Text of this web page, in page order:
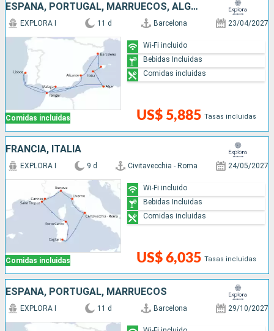
ESPAÑA, PORTUGAL, MARRUECOS, ALGERIA
Comidas incluidas
EXPLORA I 11 d Barcelona 23/04/2027
US$ 5,885 Tasas incluidas
Wi-Fi incluido
Bebidas Incluidas
Comidas incluidas
FRANCIA, ITALIA
Comidas incluidas
EXPLORA I 9 d Civitavecchia - Roma 24/05/2027
US$ 6,035 Tasas incluidas
Wi-Fi incluido
Bebidas Incluidas
Comidas incluidas
ESPAÑA, PORTUGAL, MARRUECOS
EXPLORA I 11 d Barcelona 29/10/2027